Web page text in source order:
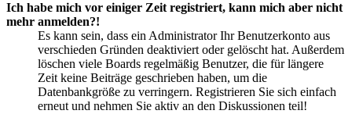
Ich habe mich vor einiger Zeit registriert, kann mich aber nicht
mehr anmelden?!
Es kann sein, dass ein Administrator Ihr Benutzerkonto aus
verschieden Gründen deaktiviert oder gelöscht hat. Außerdem
löschen viele Boards regelmäßig Benutzer, die für längere
Zeit keine Beiträge geschrieben haben, um die
Datenbankgröße zu verringern. Registrieren Sie sich einfach
erneut und nehmen Sie aktiv an den Diskussionen teil!